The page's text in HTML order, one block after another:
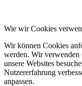
Wie wir Cookies
Wir können Cookies
werden. Wir
unsere Websites
Nutzererfahrung
anpassen.